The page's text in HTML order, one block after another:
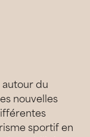
du
nouvelles
sportif en